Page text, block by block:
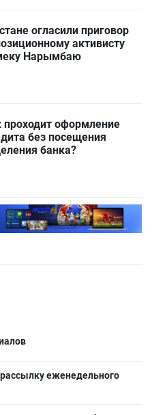
огласили приговор
активисту
Нарымбаю
проходит оформление
без посещения
банка?
еженедельного